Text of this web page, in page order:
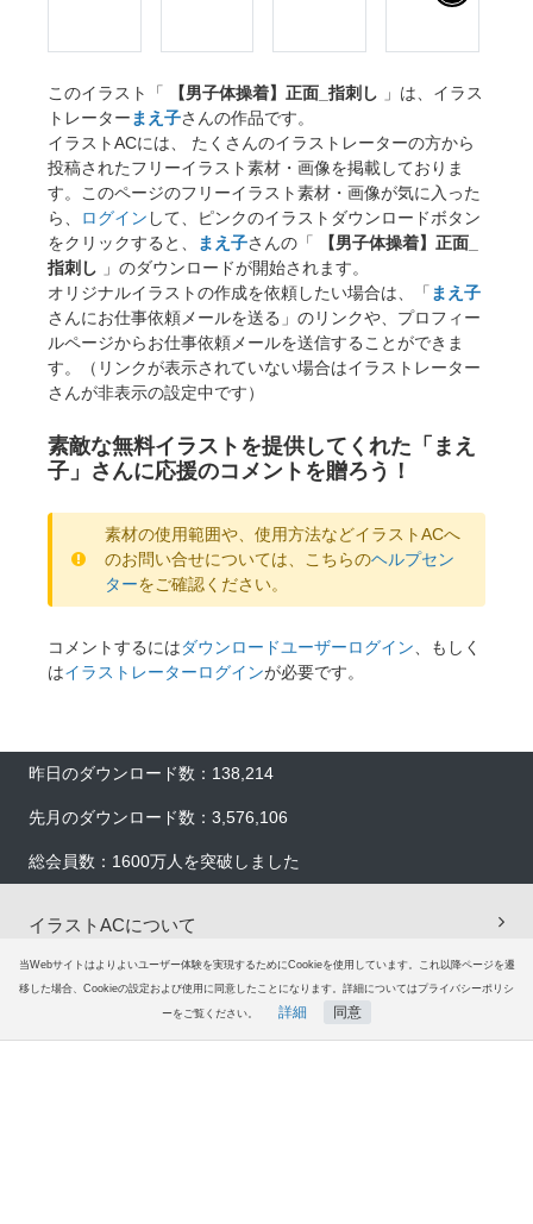
当Webサイトはよりよいユーザー体験を実現するためにCookieを使用しています。これ以降ページを遷
移した場合、Cookieの設定および使用に同意したことになります。詳細についてはプライバシーポリシ
ーをご覧ください。 詳細 同意
このイラスト「 【男子体操着】正面_指刺し 」は、イラス
トレーター まえ子さんの作品です。
イラストACには、 たくさんのイラストレーターの方から
投稿されたフリーイラスト素材・画像を掲載しておりま
す。このページのフリーイラスト素材・画像が気に入った
ら、
ログイン して、ピンクのイラストダウンロードボタン
をクリックすると、
まえ子さんの「
【男子体操着】正面_
指刺し 」のダウンロードが開始されます。
オリジナルイラストの作成を依頼したい場合は、「 まえ子
さんにお仕事依頼メールを送る」のリンクや、プロフィー
ルページからお仕事依頼メールを送信することができま
す。（リンクが表示されていない場合はイラストレーター
さんが非表示の設定中です）
素敵な無料イラストを提供してくれた「まえ
子」さんに応援のコメントを贈ろう！
素材の使用範囲や、使用方法などイラストACへ
のお問い合せについては、こちらのヘルプセン
ターをご確認ください。
コメントするにはダウンロードユーザーログイン 、もしく
はイラストレーターログインが必要です。
昨日のダウンロード数：138,214
先月のダウンロード数：3,576,106
総会員数：1600万人を突破しました
イラストACについて
会員登録
ファン登録 コレクション